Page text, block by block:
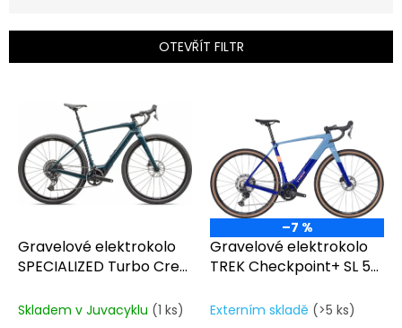
í
r
ů
OTEVŘÍT FILTR
p
d
u
Gravelové elektrokolo
SPECIALIZED Turbo Creo
Eagle AXS Metallic Deep
Skladem v Juvacyklu (1 ks)
–7 %
Gravelové elektrokolo
TREK Checkpoint+ SL 5
Externím skladě (>5 ks)